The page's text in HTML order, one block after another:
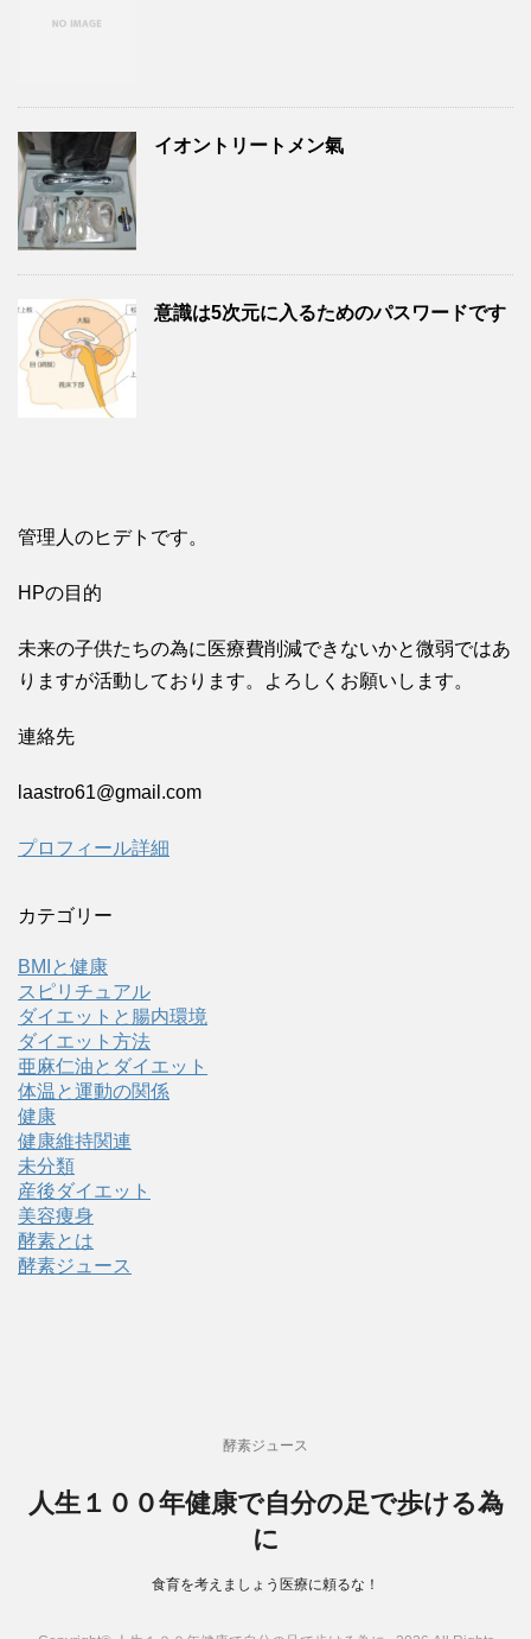
イオントリートメン氣
意識は5次元に入るためのパスワードです
管理人のヒデトです。
HPの目的
未来の子供たちの為に医療費削減できないかと微弱ではあ
りますが活動しております。よろしくお願いします。
連絡先
laastro61@gmail.com
プロフィール詳細
カテゴリー
BMIと健康
スピリチュアル
ダイエットと腸内環境
ダイエット方法
亜麻仁油とダイエット
体温と運動の関係
健康
健康維持関連
未分類
産後ダイエット
美容痩身
酵素とは
酵素ジュース
酵素ジュース
人生１００年健康で自分の足で歩ける為
に
食育を考えましょう医療に頼るな！